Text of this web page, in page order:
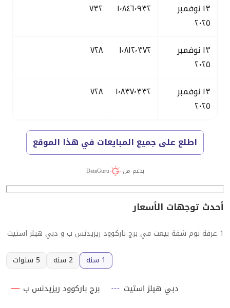
١٣ نوفمبر
٢٠٢٥
١٬٨٤٦٬٩٣٢ ٧٣٢
١٣ نوفمبر
٢٠٢٥
١٬٨١٢٬٣٧٢ ٧٢٨
١٣ نوفمبر
٢٠٢٥
١٬٨٣٧٬٣٣٢ ٧٢٨
اطلع على جميع المبايعات في هذا الموقع
بدعم من DataGuru
أحدث توجهات الأسعار
1 غرفة نوم شقة بيعت في برج باركوود ريزيدنس ب و دبي هيلز استيت
1 سنة
2 سنة 5 سنوات
برج باركوود ريزيدنس ب دبي هيلز استيت